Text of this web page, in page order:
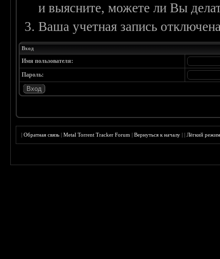
и выясните, можете ли Вы
Ваша учетная запись
Вход
Имя пользователя:
Пароль:
|Обратная связь |Metal Torrent Tracker Forum |Вернуться к началу ||Лёгкий